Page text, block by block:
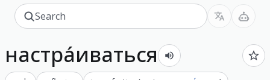
настра́иваться